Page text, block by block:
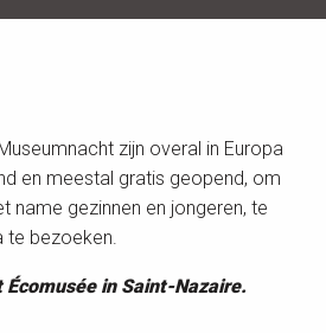
zijn overal in Europa
en meestal gratis geopend, om
name gezinnen en jongeren, te
te bezoeken.
Écomusée in Saint-Nazaire.